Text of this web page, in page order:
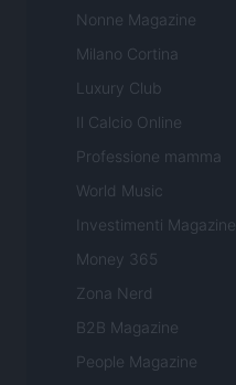
Nonne Magazine
Milano Cortina
Luxury Club
Il Calcio Online
Professione mamma
World Music
Investimenti Magazine
Money 365
Zona Nerd
B2B Magazine
People Magazine